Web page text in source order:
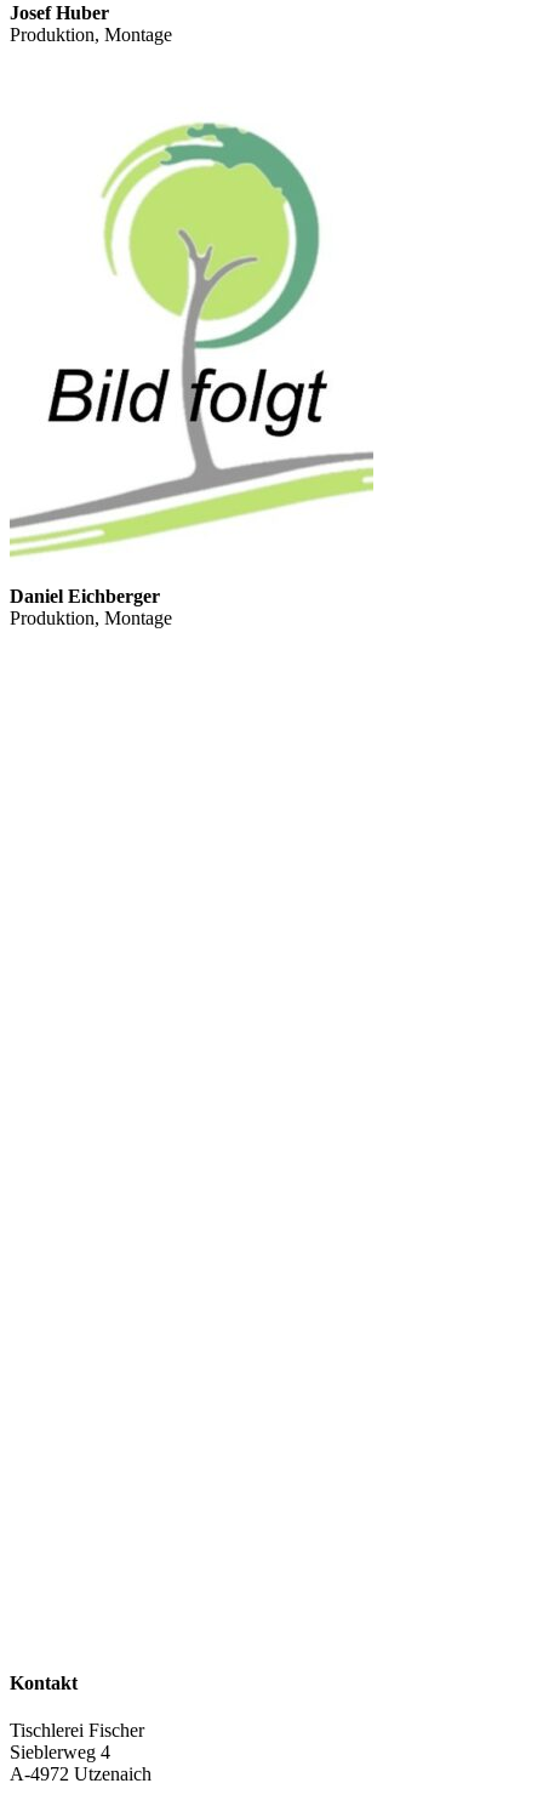
Josef Huber
Produktion, Montage
Daniel Eichberger
Produktion, Montage
Kontakt
Tischlerei Fischer
Sieblerweg 4
A-4972 Utzenaich